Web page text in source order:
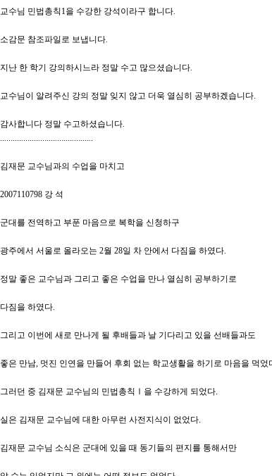
교수님 민법총칙1을 수강한 강석이라구 합니다.
소감문 참조파일로 보냅니다.
지난 한 학기 강의하시느라 정말 수고 많으셨습니다.
교수님이 알려주신 강의 정말 잊지 않고 더욱 열심히 공부하겠습니다.
감사합니다 정말 수고하셨습니다.
............................................
김재문 교수님과의 수업을 마치고
2007110798 강 석
군대를 전역하고 부푼 마음으로 복학을 신청하구
광주에서 서울로 올라오는 2월 28일 차 안에서 다짐을 하였다.
정말 좋은 교수님과 그리고 좋은 수업을 만나 열심히 공부하기로
다짐을 하였다.
그리고 이번에 새로 만나게 될 후배들과 날 기다리고 있을 선배들과도
좋은 만남, 멋진 인연을 만들어 후회 없는 학교생활을 하기로 마음을 먹었
그러던 중 김재문 교수님의 민법총칙Ⅰ을 수강하게 되었다.
실은 김재문 교수님에 대한 아무런 사전지식이 없었다.
김재문 교수님 소식은 군대에 있을 때 동기들의 편지를 통해서만